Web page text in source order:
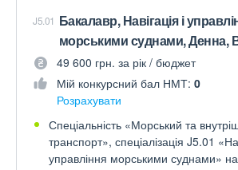
J5.01 Бакалавр, Навігація і
морськими суднами, Денна,
49 600 грн. за рік / бюджет
Мій конкурсний бал НМТ: 0
Розрахувати
Спеціальність «Морський та
транспорт», спеціалізація J5.01
управління морськими суднами»